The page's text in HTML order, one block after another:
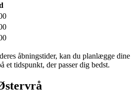
åbningstider, kan du planlægge dine
et tidspunkt, der passer dig bedst.